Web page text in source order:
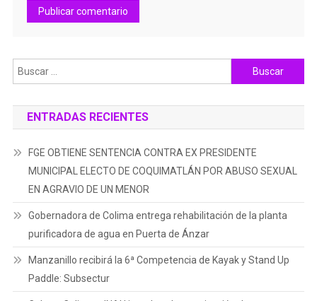
Buscar:
ENTRADAS RECIENTES
FGE OBTIENE SENTENCIA CONTRA EX PRESIDENTE
MUNICIPAL ELECTO DE COQUIMATLÁN POR ABUSO SEXUAL
EN AGRAVIO DE UN MENOR
Gobernadora de Colima entrega rehabilitación de la planta
purificadora de agua en Puerta de Ánzar
Manzanillo recibirá la 6ª Competencia de Kayak y Stand Up
Paddle: Subsectur